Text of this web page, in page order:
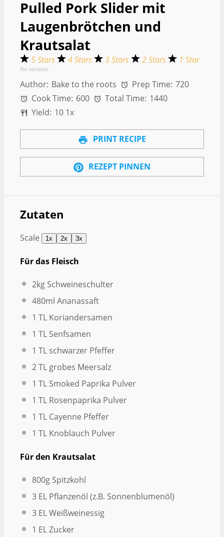
Pulled Pork Slider mit
Laugenbrötchen und
Krautsalat
5 Stars 4 Stars 3 Stars 2 Stars 1 Star
No reviews
Author: Bake to the roots Prep Time: 720
Cook Time: 600 Total Time: 1440
Yield: 10 1x
PRINT RECIPE
REZEPT PINNEN
Zutaten
Scale 1x 2x 3x
Für das Fleisch
2kg Schweineschulter
480ml Ananassaft
1 TL Koriandersamen
1 TL Senfsamen
1 TL schwarzer Pfeffer
2TL grobes Meersalz
1 TL Smoked Paprika Pulver
1 TL Rosenpaprika Pulver
1 TL Cayenne Pfeffer
1 TL Knoblauch Pulver
Für den Krautsalat
800g Spitzkohl
3 EL Pflanzenöl (z.B. Sonnenblumenöl)
3 EL Weißweinessig
1 EL Zucker